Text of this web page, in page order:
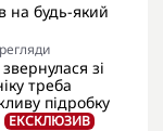
на будь-який
зі
треба
підробку
ЕКСКЛЮЗИВ